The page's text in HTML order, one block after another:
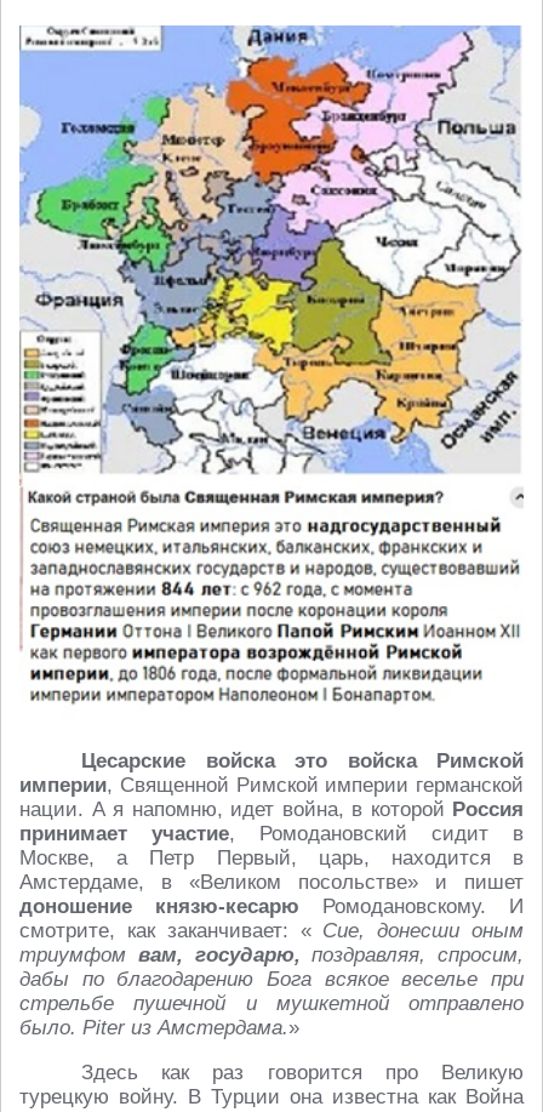
Цесарские войска это войска Римской
империи, Священной Римской империи германской
нации. А я напомню, идет война, в которой Россия
принимает участие, Ромодановский сидит в
Москве, а Петр Первый, царь, находится в
Амстердаме, в «Великом посольстве» и пишет
доношение князю-кесарю Ромодановскому. И
смотрите, как заканчивает: «Сие, донесши оным
триумфом вам, государю, поздравляя, спросим,
дабы по благодарению Бога всякое веселье при
стрельбе пушечной и мушкетной отправлено
было. Piter из Амстердама.»
Здесь как раз говорится про Великую
турецкую войну. В Турции она известна как Война